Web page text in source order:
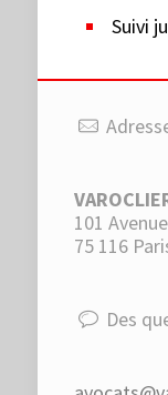
Suivi
101
75 116
Des